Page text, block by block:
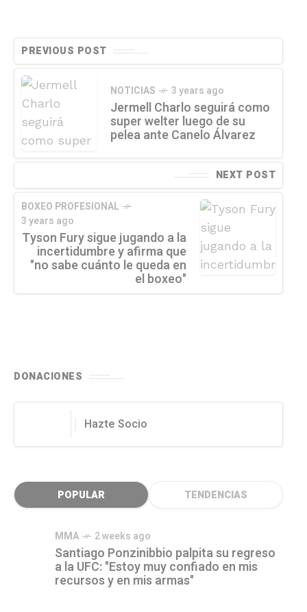
PREVIOUS POST
NOTICIAS 3 years ago
Jermell Charlo seguirá como
super welter luego de su
pelea ante Canelo Álvarez
NEXT POST
BOXEO PROFESIONAL
3 years ago
Tyson Fury sigue jugando a la
incertidumbre y afirma que
"no sabe cuánto le queda en
el boxeo"
DONACIONES
Hazte Socio
POPULAR TENDENCIAS
MMA 2 weeks ago
Santiago Ponzinibbio palpita su regreso
a la UFC: "Estoy muy confiado en mis
recursos y en mis armas"